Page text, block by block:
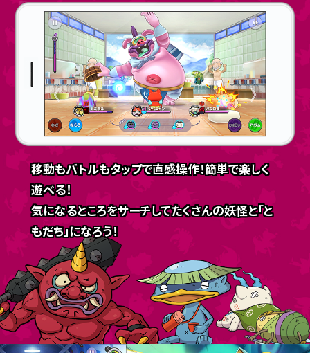
移動もバトルもタップで直感操作！簡単で楽しく
遊べる！
気になるところをサーチしてたくさんの妖怪と「と
もだち」になろう！